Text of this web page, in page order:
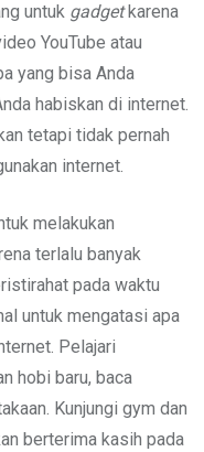
untuk gadgetkarena
YouTube atau
yang bisa Anda
habiskan di internet.
tetapi tidak pernah
internet.
melakukan
terlalu banyak
pada waktu
untuk mengatasi apa
Pelajari
hobi baru, baca
Kunjungi gym dan
berterima kasih pada